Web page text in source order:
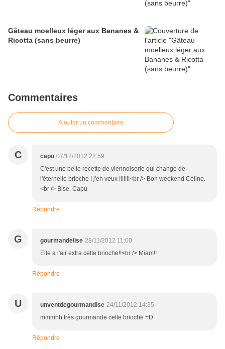
Gâteau moelleux léger aux Bananes &
Ricotta (sans beurre)
Commentaires
Ajouter un commentaire
C capu 07/12/2012 22:59
C'est une belle recette de viennoiserie qui change de
l'éternelle brioche ! j'en veux !!!!!!!<br /> Bon weekend Céline.
<br /> Bise. Capu
Répondre
G gourmandelise 28/11/2012 11:00
Elle a l'air extra cette brioche!!<br /> Miam!!
Répondre
U unventdegourmandise 24/11/2012 14:35
mmmhh très gourmande cette brioche =D
Répondre